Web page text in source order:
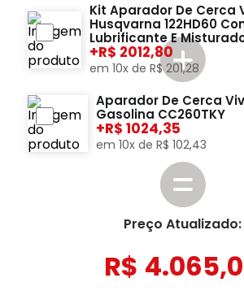
Kit Aparador De Cerca
Husqvarna 122HD60
Lubrificante E
+ 2012,80
em 10x de R$ 201,28
Aparador De Cerca
Gasolina CC260TKY
+ 1024,35
em 10x de R$ 102,43
Preço Atualizado:
R$ 4.065,